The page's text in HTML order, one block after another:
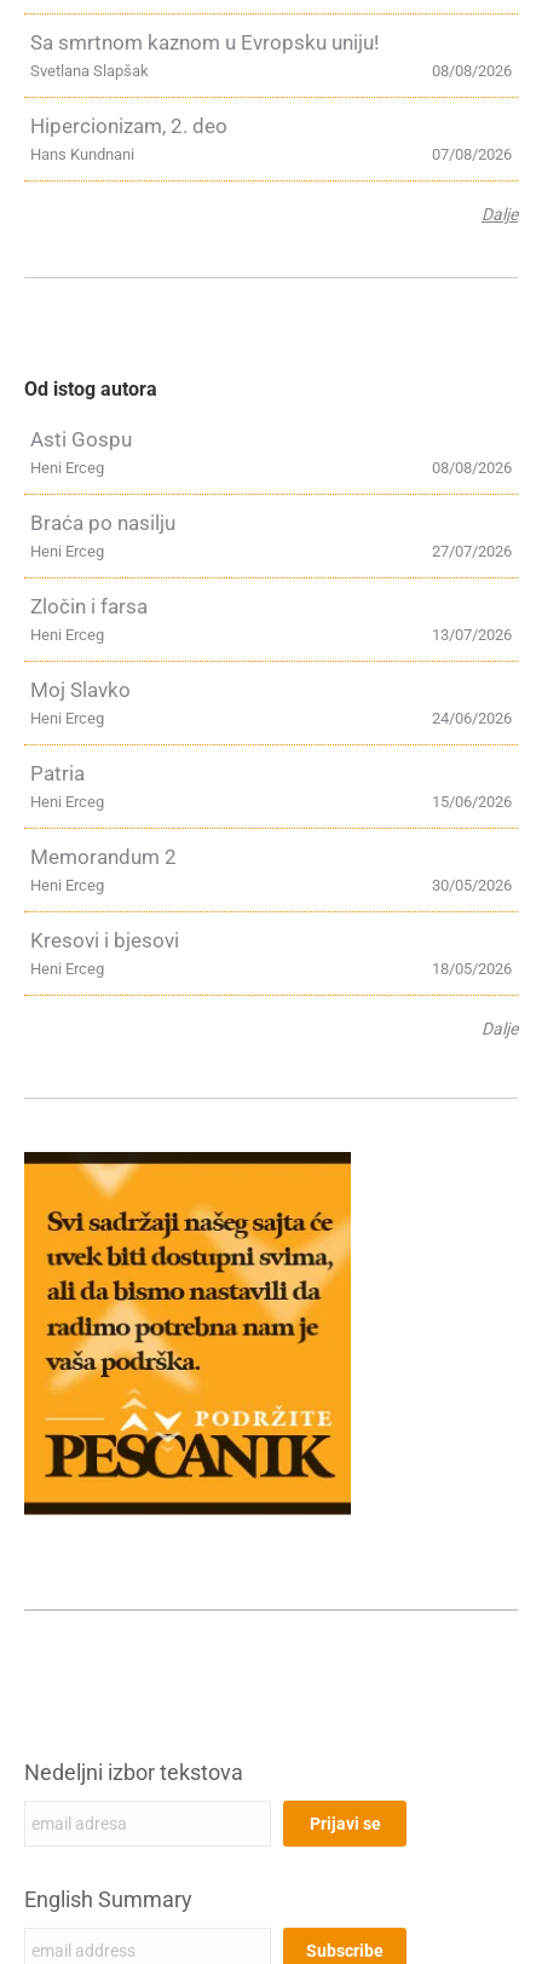
Sa smrtnom kaznom u Evropsku uniju!
08/08/2026
Svetlana Slapšak
Hipercionizam, 2. deo
07/08/2026
Hans Kundnani
Dalje
Od istog autora
Asti Gospu
08/08/2026
Heni Erceg
Braća po nasilju
27/07/2026
Heni Erceg
Zločin i farsa
13/07/2026
Heni Erceg
Moj Slavko
24/06/2026
Heni Erceg
Patria
15/06/2026
Heni Erceg
Memorandum 2
30/05/2026
Heni Erceg
Kresovi i bjesovi
18/05/2026
Heni Erceg
Dalje
Nedeljni izbor tekstova
English Summary